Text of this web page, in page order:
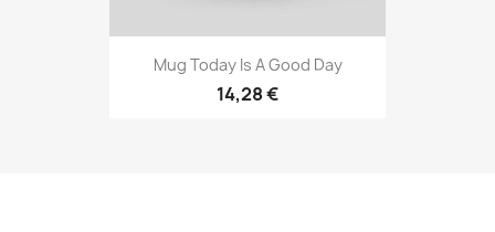
Mug Today Is A Good Day
14,28 €